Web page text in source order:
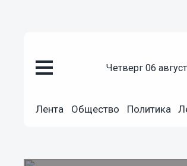
четверг 06
Лента Общество Политика
03.09.2013 15:27
Важно дать
доступностью